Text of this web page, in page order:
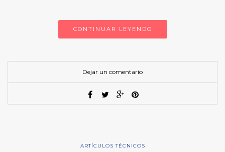
CONTINUAR LEYENDO
Dejar un comentario
ARTÍCULOS TÉCNICOS